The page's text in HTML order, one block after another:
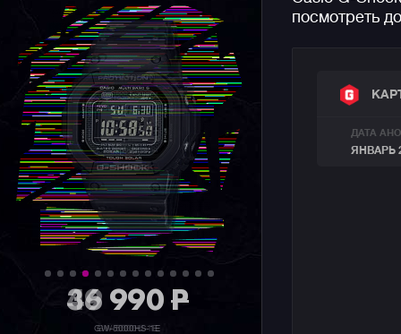
36 990P
GW-5000HS-1E
посмотреть
ДАТА
ЯНВАРЬ